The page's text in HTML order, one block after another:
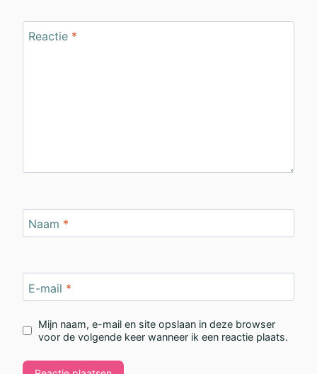
Reactie *
Naam *
E-mail *
Mijn naam, e-mail en site opslaan in deze browser
voor de volgende keer wanneer ik een reactie plaats.